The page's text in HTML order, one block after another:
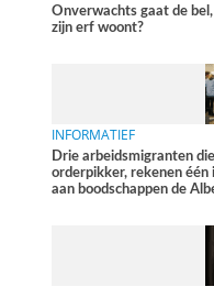
Onverwachts gaat de
zijn erf woont?
INFORMATIEF
Drie arbeidsmigranten
orderpikker, rekenen
aan boodschappen de